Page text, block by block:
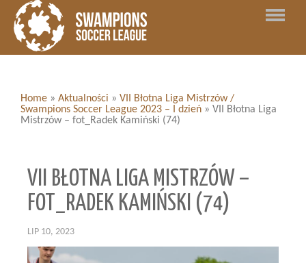
Home » Aktualności » VII Błotna Liga Mistrzów /
Swampions Soccer League 2023 – I dzień » VII Błotna Liga
Mistrzów – fot_Radek Kamiński (74)
VII BŁOTNA LIGA MISTRZÓW –
FOT_RADEK KAMIŃSKI (74)
LIP 10, 2023